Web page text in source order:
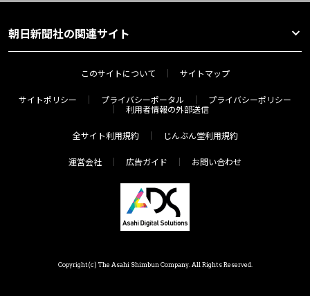
朝日新聞社の関連サイト
このサイトについて サイトマップ
サイトポリシー プライバシーポータル
プライバシーポリシー
利用者情報の外部送信
全サイト利用規約 じんぶん堂利用規約
運営会社 広告ガイド お問い合わせ
Copyright(c) The Asahi Shimbun Company. All Rights Reserved.